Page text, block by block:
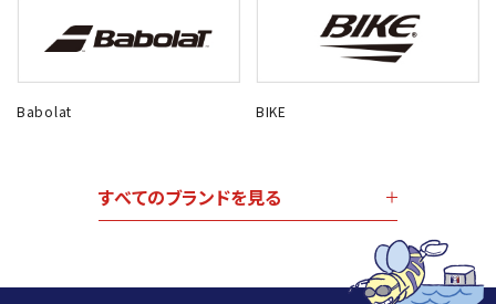
Babolat BIKE
すべてのブランドを見る